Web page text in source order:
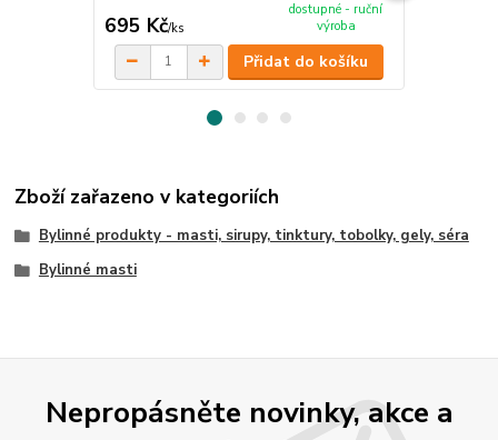
695 Kč/ks
dostupné - ruční
výroba
Přidat do košíku
Zboží zařazeno v kategoriích
Bylinné produkty - masti, sirupy, tinktury, tobolky, gely, séra
Bylinné masti
Nepropásněte novinky, akce a